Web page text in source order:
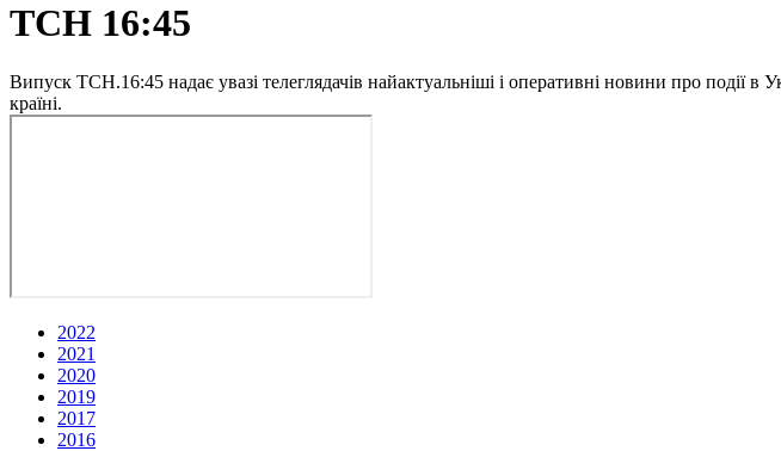
ТСН 16:45
Випуск ТСН.16:45 надає увазі телеглядачів найактуальніші і оперативні новини про події
країні.
2022
2021
2020
2019
2017
2016